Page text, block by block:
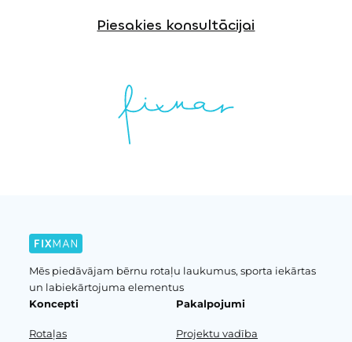
Piesakies konsultācijai
Mēs piedāvājam bērnu rotaļu laukumus, sporta iekārtas
un labiekārtojuma elementus
Koncepti
Rotaļas
Pakalpojumi
Projektu vadība